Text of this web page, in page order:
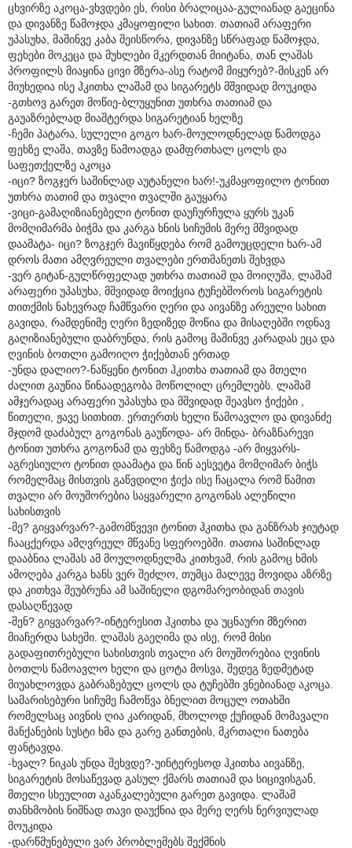
ცხვირზე აკოცა-ვხვდები ეს, რისი ბრალიცაა-გულიანად გაეცინა
და დივანზე წამოჯდა კმაყოფილი სახით. თათიამ არაფერი
უპასუხა, მაშინვე კაბა შეისწორა, დივანზე სწრაფად წამოჯდა,
ფეხები მოკეცა და მუხლები მკერდთან მიიტანა, თან ლაშას
პროფილს მიაყინა ცივი მზერა-ასე რატომ მიყურებ?-მისკენ არ
მიუხედია ისე ჰკითხა ლაშამ და სიგარეტს მშვიდად მოუკიდა
-გთხოვ გარეთ მოწიე-ბლუყუნით უთხრა თათიამ და
გაუაზრებლად მიაშტერდა სიგარეტიან ხელზე
-ჩემი პატარა, სულელი გოგო ხარ-მოულოდნელად წამოდგა
ფეხზე ლაშა, თავზე წამოადგა დამფრთხალ ცოლს და
საფეთქელზე აკოცა
-იცი? ზოგჯერ საშინლად აუტანელი ხარ!-უკმაყოფილო ტონით
უთხრა თათიმ და თვალი თვალში გაუყარა
-ვიცი-გამაღიზიანებელი ტონით დაუჩურჩულა ყურს უკან
მომღიმარმა ბიჭმა და კარგა ხნის სიჩუმის მერე მშვიდად
დაამატა- იცი? ზოგჯერ მავიწყდება რომ გამოუცდელი ხარ-ამ
დროს მათი ამღვრეული თვალები ერთმანეთს შეხვდა
-ვერ გიტან-გულწრფელად უთხრა თათიამ და მოიღუშა, ლაშამ
არაფერი უპასუხა, მშვიდად მოიქცია ტუჩებშოროს სიგარეტის
თითქმის ნახევრად ჩამწვარი ღერი და აივანზე არეული სახით
გავიდა, რამდენიმე ღერი ზედიზედ მოწია და მისაღებში ოდნავ
გაღიზიანებული დაბრუნდა, რის გამოც მაშინვე კარადას ეცა და
ღვინის ბოთლი გამოიღო ჭიქებთან ერთად
-უნდა დალიო?-ნაწყენი ტონით ჰკითხა თათიამ და მთელი
ძალით გაუწია წინაადეგობა მოწოლილ ცრემლებს. ლაშამ
ამჯერადაც არაფერი უპასუხა და მშვიდად შეავსო ჭიქები ,
წითელი, ჟავე სითხით. ერთერთს ხელი წამოავლო და დივანძე
მჯდომ დაძაბულ გოგონას გაუწოდა- არ მინდა- ბრაზნარევი
ტონით უთხრა გოგონამ და ფეხზე წამოდგა -არ მიყვარს-
აგრესიულო ტონით დაამატა და წინ აესვეტა მომღიმარ ბიჭს
რომელმაც მისთვის გაწვდილი ჭიქა ისე ჩაცალა რომ წამით
თვალი არ მოუშორებია საყვარელი გოგონას ალეწილი
სახისთვის
-მე? გიყვარვარ?-გამომწვევი ტონით ჰკითხა და განზრახ ჯიუტად
ჩააცქერდა ამღვრეულ მწვანე სფეროებში. თათია საშინლად
დააბნია ლაშას ამ მოულოდნელმა კითხვამ, რის გამოც ხმის
ამოღება კარგა ხანს ვერ შეძლო, თუმცა მალევე მოვიდა აზრზე
და კითხვა შეუბრუნა ამ საშინელი დგომარეობიდან თავის
დასაღწევად
-შენ? გიყვარვარ?-ინტერესით ჰკითხა და უცნაური მზერით
მიაჩერდა სახეში. ლაშას გაეღიმა და ისე, რომ მისი
გადაფითრებული სახისთვის თვალი არ მოუშორებია ღვინის
ბოთლს წამოავლო ხელი და ცოტა მოსვა, შედეგ ზედმეტად
მიუახლოვდა გაბრაზებულ ცოლს და ტუჩებში ვნებიანად აკოცა.
სამარისებური სიჩუმე ჩამოწვა ბნელით მოცულ ოთახში
რომელსაც აივნის ღია კარიდან, მხოლოდ ქუჩიდან მომავალი
მანქანების სუსტი ხმა და გარე განთების, მკრთალი ნათება
ფანტავდა.
-ხვალ? ნიკას უნდა შეხვდე?-უინტერესოდ ჰკითხა აივანზე,
სიგარეტის მოსაწევად გასულ ქმარს თათიამ და სიცივისგან,
მთელი სხეულით აკანკალებული გარეთ გავიდა. ლაშამ
თანხმობის ნიშნად თავი დაუქნია და მერე ღერს ნერვიულად
მოუკიდა
-დარწმუნებული ვარ პრობლემებს შექმნის